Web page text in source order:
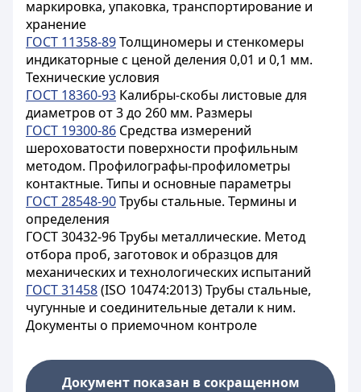
маркировка, упаковка, транспортирование и
хранение
ГОСТ 11358-89Толщиномеры и стенкомеры
индикаторные с ценой деления 0,01 и 0,1 мм.
Технические условия
ГОСТ 18360-93 Калибры-скобы листовые для
диаметров от 3 до 260 мм. Размеры
ГОСТ 19300-86 Средства измерений
шероховатости поверхности профильным
методом. Профилографы-профилометры
контактные. Типы и основные параметры
ГОСТ 28548-90Трубы стальные. Термины и
определения
ГОСТ 30432-96Трубы металлические. Метод
отбора проб, заготовок и образцов для
механических и технологических испытаний
ГОСТ 31458(ISO 10474:2013) Трубы стальные,
чугунные и соединительные детали к ним.
Документы о приемочном контроле
Документ показан в сокращенном